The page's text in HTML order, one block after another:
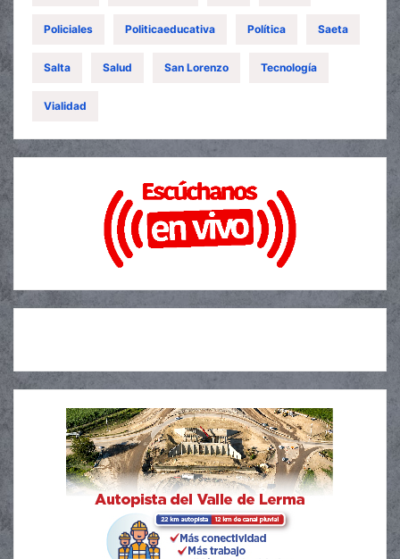
Policiales Politicaeducativa Política Saeta
Salta Salud San Lorenzo Tecnología
Vialidad